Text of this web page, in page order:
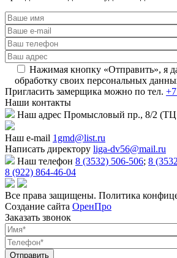
Нажимая кнопку «Отправить», я
обработку своих персональных
Пригласить замерщика можно по тел.
Наши контакты
Наш адрес Промысловый пр., 8/2
Наш e-mail 1gmd@list.ru
Написать директору liga-dv56@mail.ru
Наш телефон 8 (3532) 506-506; 8
8 (922) 864-46-04
Все права защищены. Политика
Создание сайта ОренПро
Заказать звонок